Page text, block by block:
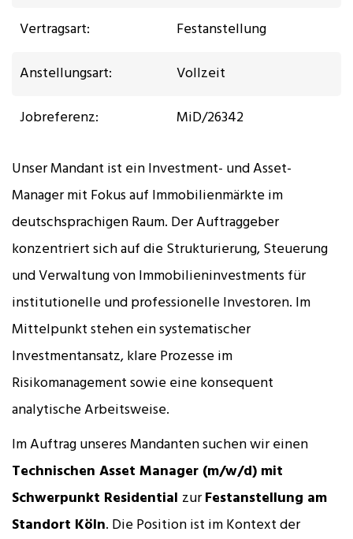
Vertragsart:
Festanstellung
Anstellungsart:
Vollzeit
Jobreferenz:
MiD/26342
Unser Mandant ist ein Investment- und Asset-
Manager mit Fokus auf Immobilienmärkte im
deutschsprachigen Raum. Der Auftraggeber
konzentriert sich auf die Strukturierung, Steuerung
und Verwaltung von Immobilieninvestments für
institutionelle und professionelle Investoren. Im
Mittelpunkt stehen ein systematischer
Investmentansatz, klare Prozesse im
Risikomanagement sowie eine konsequent
analytische Arbeitsweise.
Im Auftrag unseres Mandanten suchen wir einen
Technischen Asset Manager (m/w/d) mit
Schwerpunkt Residential zurFestanstellung am
Standort Köln. Die Position ist im Kontext der